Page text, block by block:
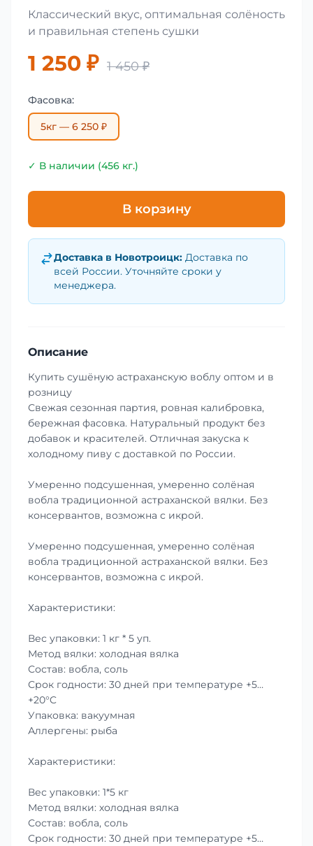
Классический вкус, оптимальная солёность
и правильная степень сушки
1 250 ₽ 1 450 ₽
Фасовка:
5кг — 6 250 ₽
✓ В наличии (456 кг.)
В корзину
Доставка в Новотроицк: Доставка по
всей России. Уточняйте сроки у
менеджера.
Описание
Купить сушёную астраханскую воблу оптом и в
розницу
Свежая сезонная партия, ровная калибровка,
бережная фасовка. Натуральный продукт без
добавок и красителей. Отличная закуска к
холодному пиву с доставкой по России.
Умеренно подсушенная, умеренно солёная
вобла традиционной астраханской вялки. Без
консервантов, возможна с икрой.
Умеренно подсушенная, умеренно солёная
вобла традиционной астраханской вялки. Без
консервантов, возможна с икрой.
Характеристики:
Вес упаковки: 1 кг * 5 уп.
Метод вялки: холодная вялка
Состав: вобла, соль
Срок годности: 30 дней при температуре +5…
+20°C
Упаковка: вакуумная
Аллергены: рыба
Характеристики:
Вес упаковки: 1*5 кг
Метод вялки: холодная вялка
Состав: вобла, соль
Срок годности: 30 дней при температуре +5…